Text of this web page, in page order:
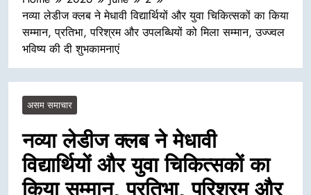
नव्या लेडीज क्लब ने मेधावी विद्यार्थियों और युवा चिकित्सकों का किया
सम्मान, प्रतिभा, परिश्रम और उपलब्धियों को मिला सम्मान, उज्ज्वल
भविष्य की दी शुभकामनाएं
असम समाचार
नव्या लेडीज क्लब ने मेधावी
विद्यार्थियों और युवा चिकित्सकों का
किया सम्मान, प्रतिभा, परिश्रम और